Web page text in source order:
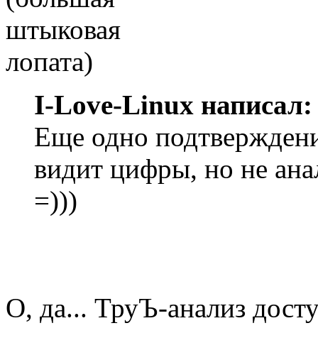
I-Love-Linux написал:
Еще одно
видит цифры, но не
=)))
О, да... ТруЪ-анализ